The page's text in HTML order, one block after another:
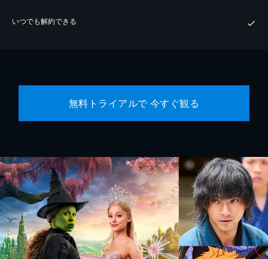
いつでも解約できる
無料トライアルで 今すぐ観る